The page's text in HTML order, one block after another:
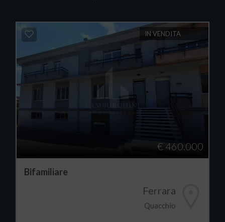
IN VENDITA
€ 460.000
Bifamiliare
Ferrara
Quacchio